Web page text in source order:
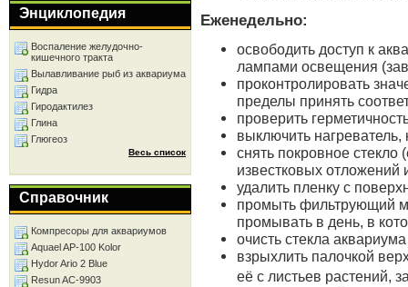
Еженедельно:
освободить доступ к
лампами освещения
проконтролировать
пределы принять
проверить
выключить нагреватель,
снять покровное стекло
известковых
удалить пленку с
промыть фильтрующий
промывать в день, в
очисть стекла
взрыхлить палочкой
её с листьев растений,
Энциклопедия
Воспаление желудочно-
кишечного тракта
Вылавливание рыб из аквариума
Гидра
Гиродактилез
Глина
Глюгеоз
Весь список
Справочник
Компресоры для аквариумов
Aquael AP-100 Kolor
Hydor Ario 2 Blue
Resun AC-9903